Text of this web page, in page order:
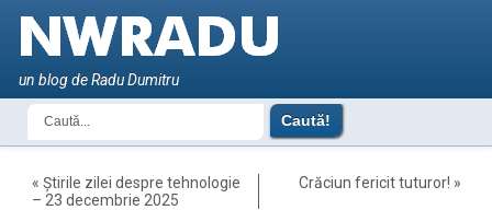
un blog de Radu Dumitru
«Știrile zilei despre tehnologie
– 23 decembrie 2025
Crăciun fericit tuturor! »